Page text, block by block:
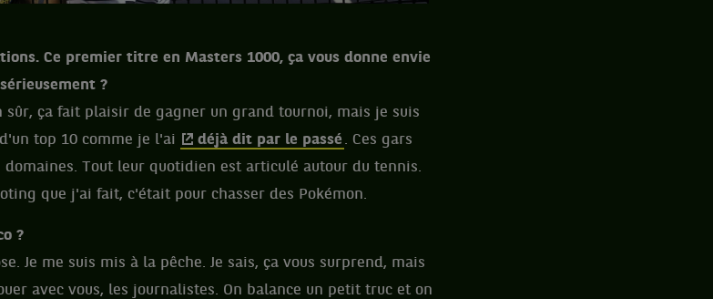
Ce premier titre en Masters 1000, ça vous donne envie
?
sûr, ça fait plaisir de gagner un grand tournoi, mais je suis
top 10 comme je l'ai
déjà dit par le passé . Ces gars
Tout leur quotidien est articulé autour du tennis.
que j'ai fait, c'était pour chasser des Pokémon.
?
Je me suis mis à la pêche. Je sais, ça vous surprend, mais
avec vous, les journalistes. On balance un petit truc et on